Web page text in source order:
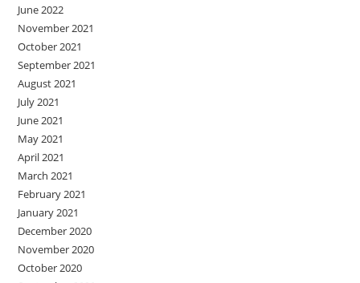
June 2022
November 2021
October 2021
September 2021
August 2021
July 2021
June 2021
May 2021
April 2021
March 2021
February 2021
January 2021
December 2020
November 2020
October 2020